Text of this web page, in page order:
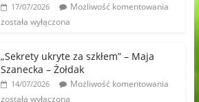
17/07/2026
Możliwość komentowania
została wyłączona
„Sekrety ukryte za szkłem” – Maja
Szanecka – Żołdak
14/07/2026
Możliwość komentowania
została wyłączona